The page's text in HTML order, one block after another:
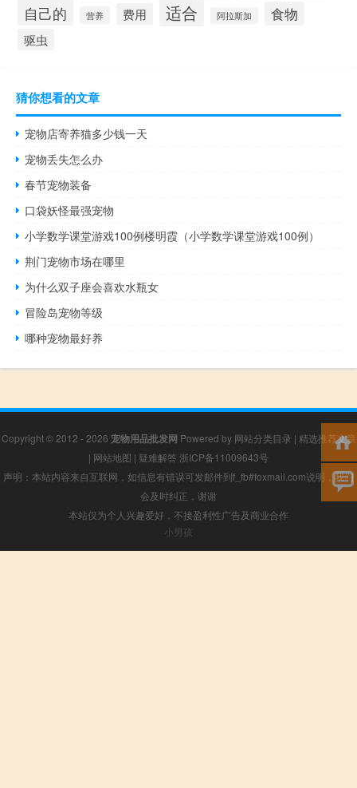
自己的 营养 费用 适合 阿拉斯加 食物
驱虫
猜你想看的文章
宠物店寄养猫多少钱一天
宠物丢失怎么办
春节宠物装备
口袋妖怪最强宠物
小学数学课堂游戏100例楼明霞（小学数学课堂游戏100例）
荆门宠物市场在哪里
为什么双子座会喜欢水瓶女
冒险岛宠物等级
哪种宠物最好养
Copyright © 2012 - 2026 宠物用品批发网 Powered by 网站分类目录 | 精选推荐文章
| 网站地图 | 疑难解答 浙ICP备11009643号
声明：本站内容来自互联网，如信息有错误可发邮件到f_fb#foxmail.com说明，我们
会及时纠正，谢谢
本站仅为个人兴趣爱好，不接盈利性广告及商业合作
小男孩